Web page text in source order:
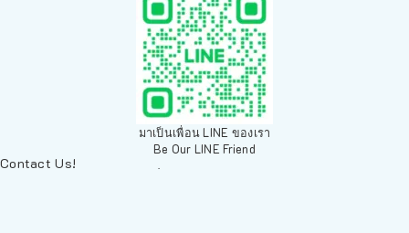
มาเป็นเพื่อน LINE ของเรา
Be Our LINE Friend
Contact Us!